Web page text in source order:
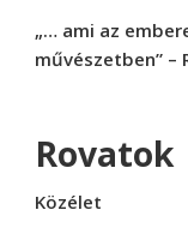
„… ami az
művészetben” –
Rovatok
Közélet